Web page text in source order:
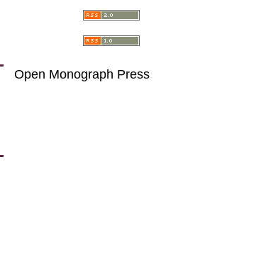
Open Monograph Press